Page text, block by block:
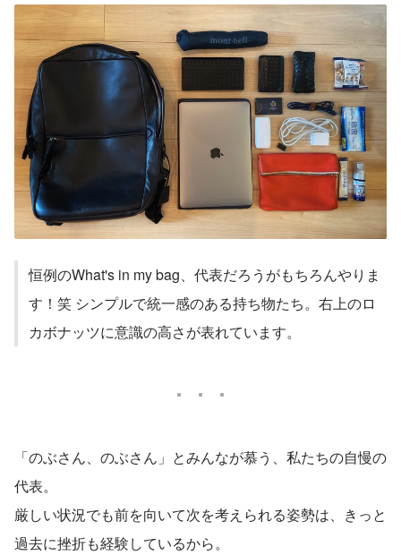
恒例のWhat's in my bag、代表だろうがもちろんやりま
す！笑 シンプルで統一感のある持ち物たち。右上のロ
カボナッツに意識の高さが表れています。
「のぶさん、のぶさん」とみんなが慕う、私たちの自慢の
代表。
厳しい状況でも前を向いて次を考えられる姿勢は、きっと
過去に挫折も経験しているから。